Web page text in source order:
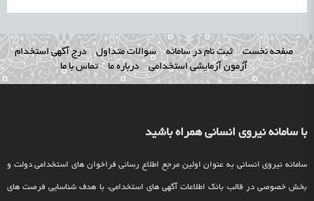
صفحه نخست ثبت نام در سامانه سوالات متداول
درج آگهی استخدام
آزمون آزمایشی استخدامی
درباره ما تماس با ما
با سامانه نیروی انسانی همراه باشید
سامانه نیروی انسانی به عنوان اولین مرجع اطلاع رسانی فراخوان های استخدامی دولت و
بخش خصوصی در قالب بانک اطلاعات آگهی های استخدامی، با هدف شناسایی فرصت های